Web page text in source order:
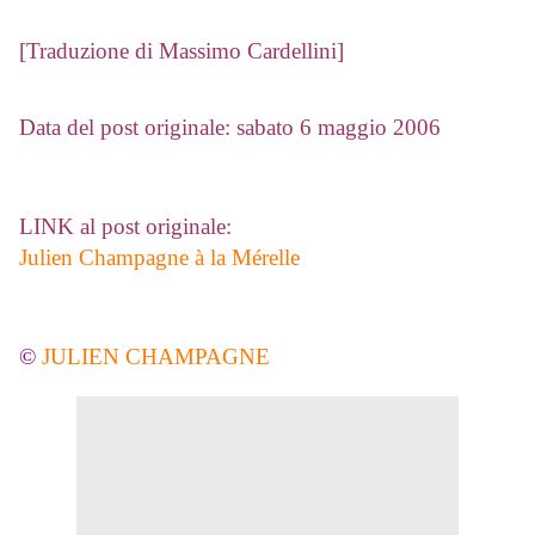
[Traduzione di Massimo Cardellini]
Data del post originale: sabato 6 maggio 2006
LINK al post originale:
Julien Champagne à la Mérelle
© JULIEN CHAMPAGNE